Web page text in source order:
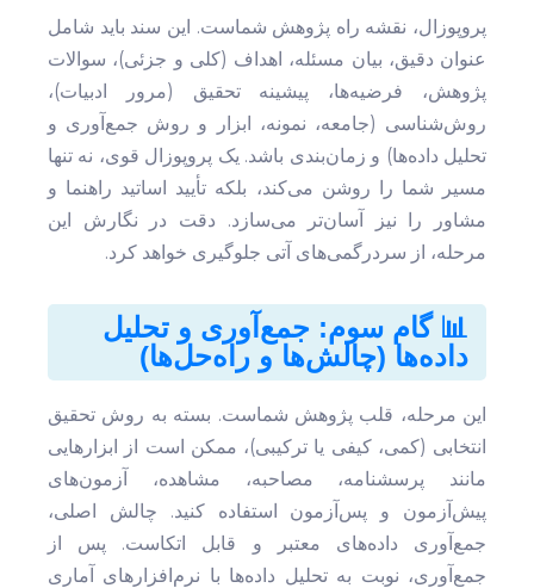
پروپوزال، نقشه راه پژوهش شماست. این سند باید شامل
عنوان دقیق، بیان مسئله، اهداف (کلی و جزئی)، سوالات
پژوهش، فرضیه‌ها، پیشینه تحقیق (مرور ادبیات)،
روش‌شناسی (جامعه، نمونه، ابزار و روش جمع‌آوری و
تحلیل داده‌ها) و زمان‌بندی باشد. یک پروپوزال قوی، نه تنها
مسیر شما را روشن می‌کند، بلکه تأیید اساتید راهنما و
مشاور را نیز آسان‌تر می‌سازد. دقت در نگارش این
مرحله، از سردرگمی‌های آتی جلوگیری خواهد کرد.
📊 گام سوم: جمع‌آوری و تحلیل
داده‌ها (چالش‌ها و راه‌حل‌ها)
این مرحله، قلب پژوهش شماست. بسته به روش تحقیق
انتخابی (کمی، کیفی یا ترکیبی)، ممکن است از ابزارهایی
مانند پرسشنامه، مصاحبه، مشاهده، آزمون‌های
پیش‌آزمون و پس‌آزمون استفاده کنید. چالش اصلی،
جمع‌آوری داده‌های معتبر و قابل اتکاست. پس از
جمع‌آوری، نوبت به تحلیل داده‌ها با نرم‌افزارهای آماری